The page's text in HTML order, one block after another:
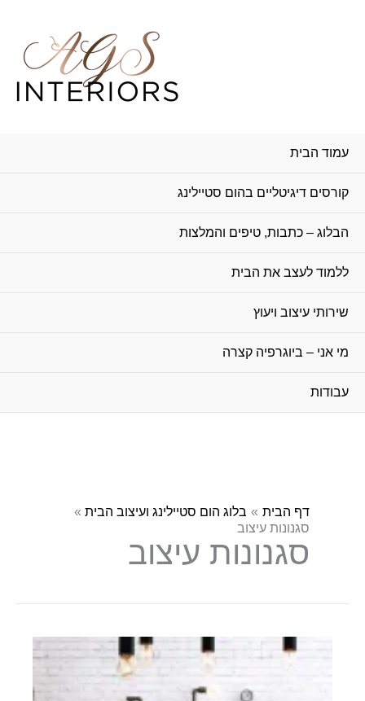
עמוד הבית
קורסים דיגיטליים בהום סטיילינג
הבלוג – כתבות, טיפים והמלצות
ללמוד לעצב את הבית
שירותי עיצוב ויעוץ
מי אני – ביוגרפיה קצרה
עבודות
דף הבית
בלוג הום סטיילינג ועיצוב הבית
סגנונות עיצוב
סגנונות עיצוב